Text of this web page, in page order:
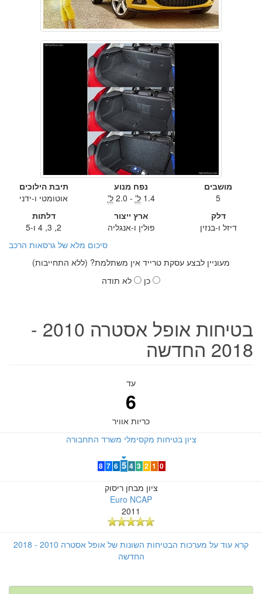
מושבים
5
נפח מנוע
1.4 ל' - 2.0 ל'
תיבת הילוכים
אוטומטי ו-ידני
דלק
דיזל ו-בנזין
ארץ ייצור
פולין ו-אנגליה
דלתות
2, 3, 4 ו-5
סיכום מלא של גרסאות הרכב
מעוניין לבצע עסקת טרייד אין משתלמת? (ללא התחייבות)
כן
לא תודה
בטיחות אופל אסטרה 2010 -
2018 החדשה
עד
6
כריות אוויר
ציון בטיחות מקסימלי משרד התחבורה
0
1
2
3
4
5
6
7
8
ציון מבחן ריסוק
Euro NCAP
2011
קרא עוד על מערכות הבטיחות השונות של אופל אסטרה 2010 - 2018
החדשה